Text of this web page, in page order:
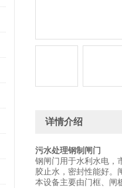
详情介绍
污水处理钢制闸门
钢闸门用于水利水电，
胶止水，密封性能好。
本设备主要由门框、闸